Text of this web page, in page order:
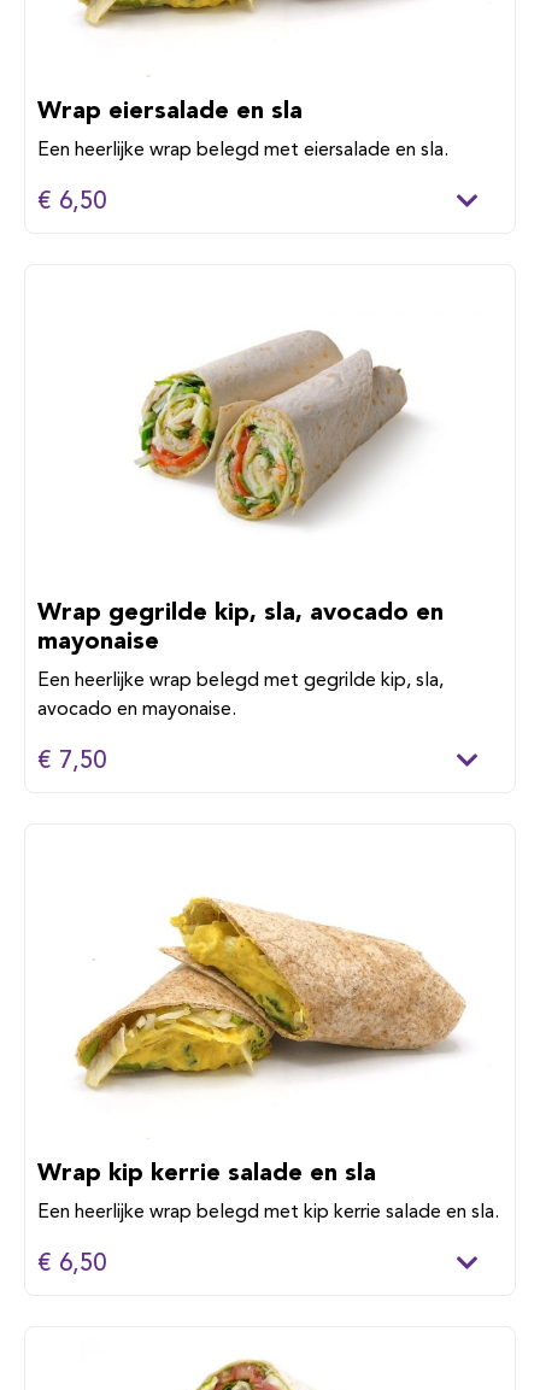
Wrap eiersalade en sla
Een heerlijke wrap belegd met eiersalade en sla.
€ 6,50
Wrap gegrilde kip, sla, avocado en
mayonaise
Een heerlijke wrap belegd met gegrilde kip, sla,
avocado en mayonaise.
€ 7,50
Wrap kip kerrie salade en sla
Een heerlijke wrap belegd met kip kerrie salade en sla.
€ 6,50